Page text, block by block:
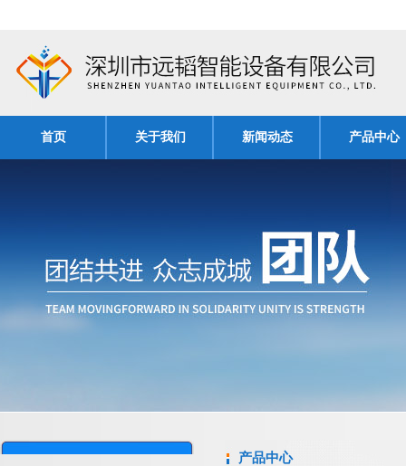
首页 关于我们 新闻动态 产品中心
产品中心